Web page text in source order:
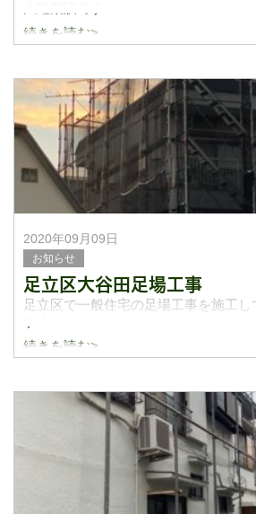
外壁工事に伴う足場を施工してきまし
さな工事でも、お気軽にお問い合わ
続きを読む>
2020年09月09日
お知らせ
足立区大谷田足場工事
足立区で一般住宅の足場工事を施工
今日は足立区大谷田のアパートに足場
続きを読む>